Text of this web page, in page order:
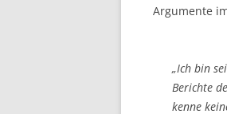
Argumente
„Ich bin
Berichte
kenne